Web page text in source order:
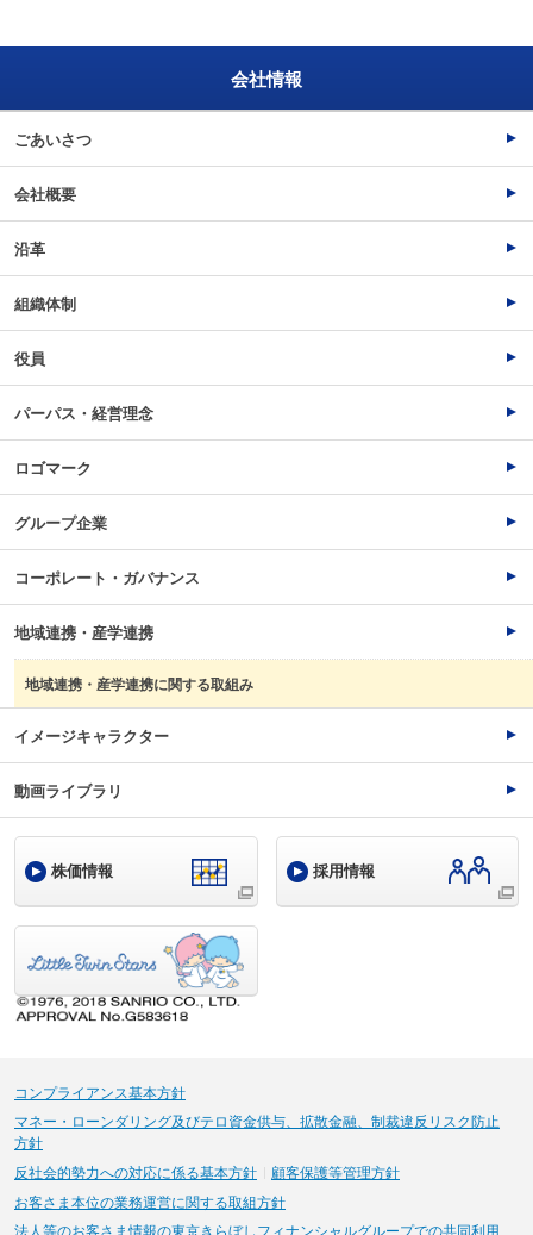
会社情報
ごあいさつ
会社概要
沿革
組織体制
役員
パーパス・経営理念
ロゴマーク
グループ企業
コーポレート・ガバナンス
地域連携・産学連携
地域連携・産学連携に関する取組み
イメージキャラクター
動画ライブラリ
株価情報 採用情報
コンプライアンス基本方針
マネー・ローンダリング及びテロ資金供与、拡散金融、制裁違反リスク防止
方針
反社会的勢力への対応に係る基本方針
顧客保護等管理方針
お客さま本位の業務運営に関する取組方針